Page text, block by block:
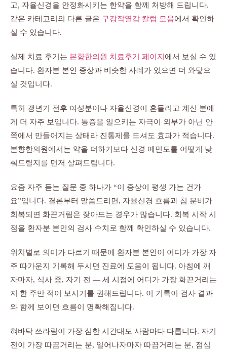
고, 자율신경을 안정화시키는 한약을 함께 처방해 드립니다.
같은 카테고리의 다른 글은 구강작열감 칼럼 모음에서 확인하
실 수 있습니다.
실제 치료 후기는 본향한의원 치료후기 페이지 에서 보실 수 있
습니다. 환자분 본인 증상과 비슷한 사례가 있으면 더 와닿으
실 것입니다.
특히 갱년기 전후 여성분이나 자율신경이 흔들리고 계신 분에
게 더 자주 보입니다. 통증을 일으키는 자극이 외부가 아닌 안
쪽에서 만들어지는 상태라 진통제를 드셔도 효과가 적습니다.
본향한의원에서는 약을 더하기보다 신경 예민도를 어떻게 낮
춰드릴지를 먼저 살펴드립니다.
요즘 자주 듣는 질문 중 하나가 “이 증상이 평생 가는 건가
요”입니다. 결론부터 말씀드리면, 자율신경 흐름과 침 분비가
회복되면 화끈거림은 잦아드는 경우가 많습니다. 회복 시작 시
점을 환자분 본인의 검사 수치로 함께 확인하실 수 있습니다.
위치별로 의미가 다르기 때문에 환자분 본인이 어디가 가장 자
주 따가운지 기록해 두시면 진료에 도움이 됩니다. 아침에 깨
자마자, 식사 중, 자기 전 — 세 시점에 어디가 가장 화끈거리는
지 한 주만 적어 보시기를 권해드립니다. 이 기록이 검사 결과
와 함께 보이면 흐름이 명확해집니다.
혀바닥 쓰라림이 가장 심한 시간대도 사람마다 다릅니다. 자기
전이 가장 따끔거리는 분, 일어나자마자 따끔거리는 분, 점심